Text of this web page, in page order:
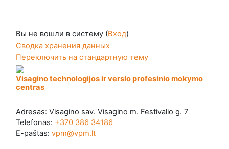
Вы не вошли в систему (Вход)
Сводка хранения данных
Переключить на стандартную тему
Visagino technologijos ir verslo profesinio mokymo
centras
Adresas: Visagino sav. Visagino m. Festivalio g. 7
Telefonas: +370 386 34186
E-paštas: vpm@vpm.lt